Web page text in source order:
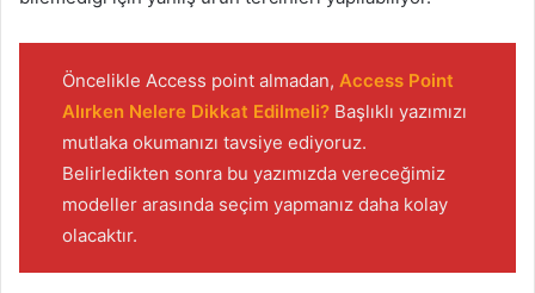
Öncelikle Access point almadan, Access Point
Alırken Nelere Dikkat Edilmeli?Başlıklı yazımızı
mutlaka okumanızı tavsiye ediyoruz.
Belirledikten sonra bu yazımızda vereceğimiz
modeller arasında seçim yapmanız daha kolay
olacaktır.